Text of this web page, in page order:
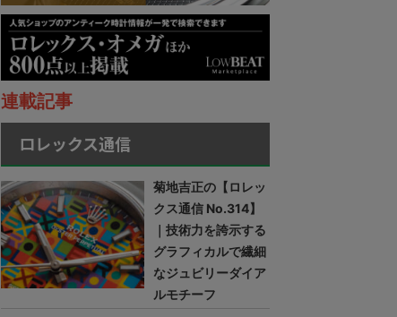
連載記事
ロレックス通信
菊地吉正の【ロレッ
クス通信 No.314】
｜技術力を誇示する
グラフィカルで繊細
なジュビリーダイア
ルモチーフ